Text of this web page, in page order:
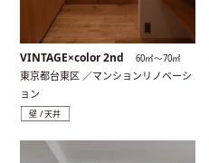
VINTAGE×color 2nd 60㎡〜70㎡
東京都台東区 ／マンションリノベーシ
ョン
壁 / 天井